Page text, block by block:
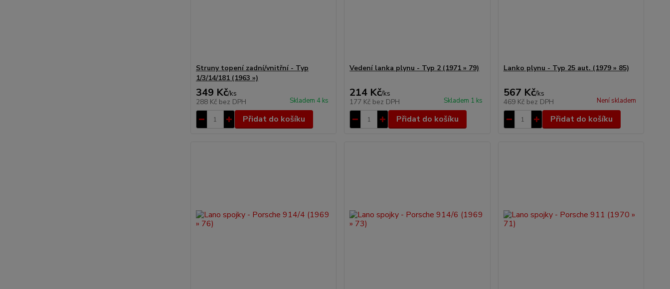
Struny topení zadní/vnitřní - Typ
1/3/14/181 (1963 »)
349 Kč/ks
288 Kč bez DPH Skladem 4 ks
Přidat do košíku
Vedení lanka plynu - Typ 2 (1971 » 79)
214 Kč/ks
177 Kč bez DPH Skladem 1 ks
Přidat do košíku
Lanko plynu - Typ 25 aut. (1979 » 85)
567 Kč/ks
469 Kč bez DPH Není skladem
Přidat do košíku